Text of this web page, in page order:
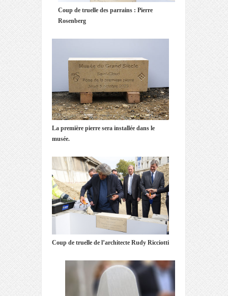
Coup de truelle des parrains : Pierre
Rosenberg
La première pierre sera installée dans le
musée.
Coup de truelle de l’architecte Rudy Ricciotti